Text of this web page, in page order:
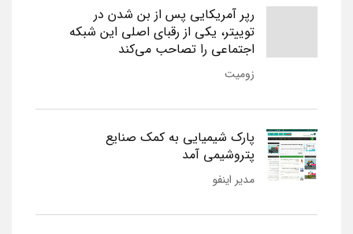
رپر آمریکایی پس از بن شدن در
توییتر، یکی از رقبای اصلی این شبکه
اجتماعی را تصاحب می‌کند
زومیت
پارک شیمیایی به کمک صنایع
پتروشیمی آمد
مدیر اینفو